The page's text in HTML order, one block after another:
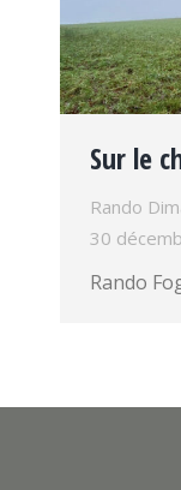
Sur le
Rando
30
Rando